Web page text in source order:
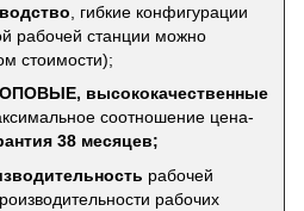
, гибкие конфигурации
рабочей станции можно
стоимости);
высококачественные
соотношение цена-
38 месяцев;
рабочей
рабочих